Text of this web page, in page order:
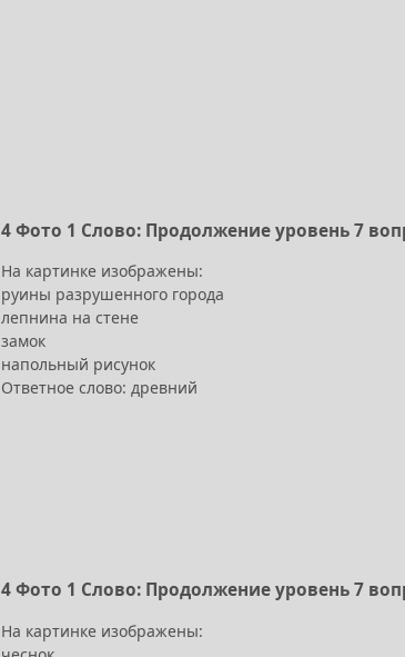
4 Фото 1 Слово: Продолжение уровень 7
На картинке изображены:
руины разрушенного города
лепнина на стене
замок
напольный рисунок
Ответное слово: древний
4 Фото 1 Слово: Продолжение уровень 7
На картинке изображены: